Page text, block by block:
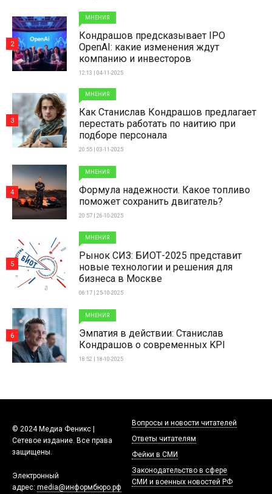
МНЕНИЯ
Кондрашов предсказывает IPO
OpenAI: какие изменения ждут
компанию и инвесторов
12:13 | 04-11-2025
2
МНЕНИЯ
Как Станислав Кондрашов предлагает
перестать работать по наитию при
подборе персонала
20:55 | 03-11-2025
3
МНЕНИЯ
Формула надежности. Какое топливо
поможет сохранить двигатель?
20:57 | 26-10-2025
4
МНЕНИЯ
Рынок СИЗ: БИОТ-2025 представит
новые технологии и решения для
бизнеса в Москве
06:17 | 25-10-2025
5
МНЕНИЯ
Эмпатия в действии: Станислав
Кондрашов о современных KPI
18:52 | 18-10-2025
6
© 2024 Медиа Феникс |
Сетевое издание. Все права
защищены.
Электронный
адрес: media@информбюро.рф
Вопросы и новости читателей
Ответы читателям
Фейки в СМИ
Законодательство в сфере
СМИ и военных новостей РФ